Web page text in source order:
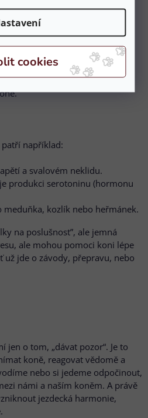
pomocníci z přírody
nebo přecitlivělí – a i když se
a soustředění, kůň nedokáže
případech mohou pomoci
které podporují duševní
například:
a svalovém neklidu.
produkci serotoninu (hormonu
meduňka, kozlík nebo heřmánek.
na poslušnost”, ale jemná
ale mohou pomoci koni lépe
už jde o závody, přepravu, nebo
jen o tom, „dávat pozor“. Je to
koně, reagovat vědomě a
nebo si jedeme odpočinout,
námi a naším koněm. A právě
jezdecká harmonie,